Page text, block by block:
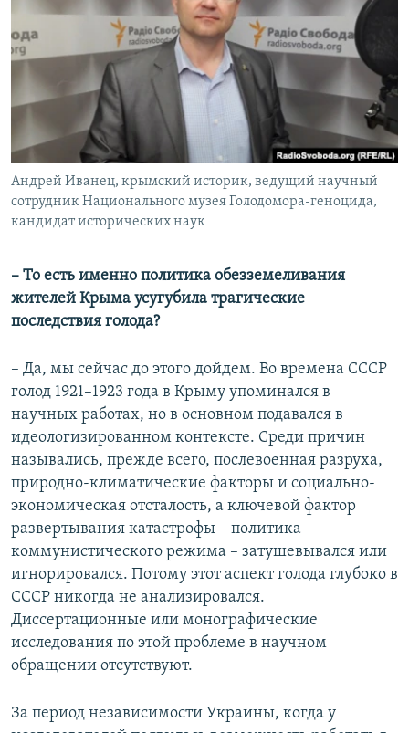
Андрей Иванец, крымский историк, ведущий научный
сотрудник Национального музея Голодомора-геноцида,
кандидат исторических наук
– То есть именно политика обезземеливания
жителей Крыма усугубила трагические
последствия голода?
– Да, мы сейчас до этого дойдем. Во времена СССР
голод 1921–1923 года в Крыму упоминался в
научных работах, но в основном подавался в
идеологизированном контексте. Среди причин
назывались, прежде всего, послевоенная разруха,
природно-климатические факторы и социально-
экономическая отсталость, а ключевой фактор
развертывания катастрофы – политика
коммунистического режима – затушевывался или
игнорировался. Потому этот аспект голода глубоко в
СССР никогда не анализировался.
Диссертационные или монографические
исследования по этой проблеме в научном
обращении отсутствуют.
За период независимости Украины, когда у